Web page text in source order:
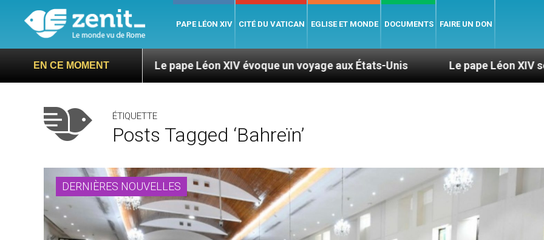
PAPE LÉON XIV CITÉ DU VATICAN EGLISE ET MONDE DOCUMENTS FAIRE UN DON
EN CE MOMENT
Le pape Léon XIV évoque un voyage aux États-Unis Le pape Léon XIV se rendra en
ÉTIQUETTE
Posts Tagged ‘Bahreïn’
DERNIÈRES NOUVELLES